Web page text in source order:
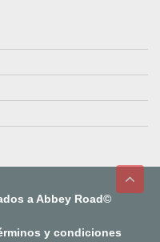
a Abbey Road©
y condiciones